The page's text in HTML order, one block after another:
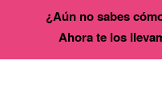
¿Aún no sabes
Ahora te los